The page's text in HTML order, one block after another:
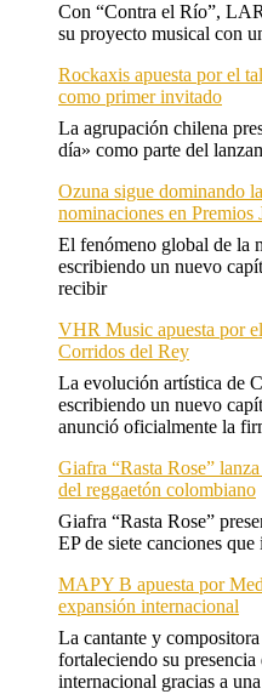
Con “Contra el Río”,
su proyecto musical con
Rockaxis apuesta por el
como primer invitado
La agrupación chilena
día» como parte del
Ozuna sigue dominando
nominaciones en Premios
El fenómeno global de la
escribiendo un nuevo
recibir
VHR Music apuesta por
Corridos del Rey
La evolución artística de
escribiendo un nuevo
anunció oficialmente la
Giafra “Rasta Rose”
del reggaetón colombiano
Giafra “Rasta Rose”
EP de siete canciones
MAPY B apuesta por
expansión internacional
La cantante y
fortaleciendo su
internacional gracias a